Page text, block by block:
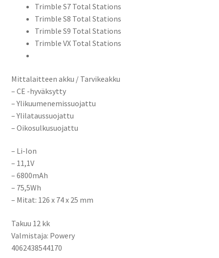
Trimble S7 Total Stations
Trimble S8 Total Stations
Trimble S9 Total Stations
Trimble VX Total Stations
Mittalaitteen akku / Tarvikeakku
– CE -hyväksytty
– Ylikuumenemissuojattu
– Ylilataussuojattu
– Oikosulkusuojattu
– Li-Ion
– 11,1V
– 6800mAh
– 75,5Wh
– Mitat: 126 x 74 x 25 mm
Takuu 12 kk
Valmistaja: Powery
4062438544170